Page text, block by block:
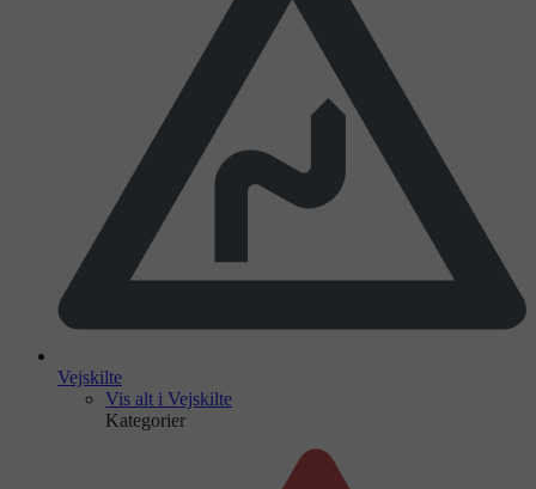
Vejskilte
Vis alt i Vejskilte
Kategorier